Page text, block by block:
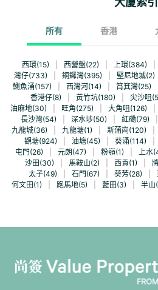
所有 香港
西環(15) 西營盤(22) 上環(384)
灣仔(733)
銅鑼灣(395) 堅尼地城(2)
鰂魚涌(157)
西灣河(14) 筲箕灣(25)
香港仔(8)
黃竹坑(180) 尖沙咀
油麻地(30)
旺角(275) 大角咀(126)
長沙灣(54)
深水埗(50) 紅磡(79)
九龍城(36)
九龍塘(1) 新蒲崗(120)
觀塘(924)
油塘(45) 葵涌(114)
屯門(26)
元朗(47) 粉嶺(1) 上水
沙田(30)
馬鞍山(2) 西貢(1)
太子(49)
石門(67) 葵芳(28)
何文田(1)
跑馬地(5) 藍田(3) 半山